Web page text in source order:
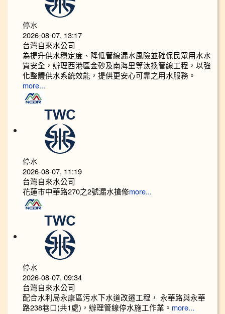
停水
2026-08-07, 13:17
台灣自來水公司
為提升供水穩定度、降低管線漏水風險並確保民眾用水水
質安全，辦理西港區金砂及南海里等汰換管線工程，以強
化整體供水系統效能，提供更安心可靠之用水服務。
more...
停水
2026-08-07, 11:19
台灣自來水公司
花蓮市中華路270之2號漏水搶修more...
停水
2026-08-07, 09:34
台灣自來水公司
配合水利局永康區污水下水道改遷工程， 永華路與永華
路238巷口(共1處)，辦理管線停水施工作業。 more...